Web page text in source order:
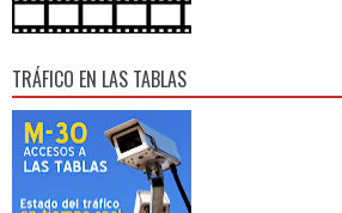
TRÁFICO EN LAS TABLAS